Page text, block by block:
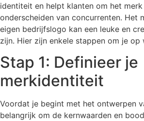
identiteit en helpt klanten om het
onderscheiden van concurrenten. Het
eigen bedrijfslogo kan een leuke en
zijn. Hier zijn enkele stappen om je op
Stap 1: Definieer je
merkidentiteit
Voordat je begint met het ontwerpen
belangrijk om de kernwaarden en